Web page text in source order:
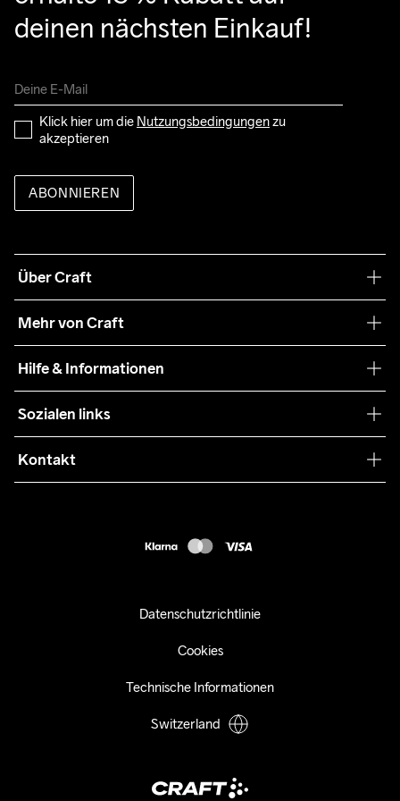
deinen nächsten Einkauf!
Klick hier um die Nutzungsbedingungen zu
akzeptieren
ABONNIEREN
Über Craft
Nachhaltigkeit
Mehr von Craft
Teamwear
Zusammenarbeit
Press
Hilfe & Informationen
Retouren
Kundendienst
Sozialen links
Kontakt
Datenschutzrichtlinie
Cookies
Technische Informationen
Switzerland